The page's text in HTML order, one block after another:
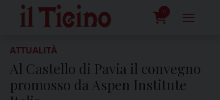
content
0
ATTUALITÀ
Al Castello di Pavia il convegno
promosso da Aspen Institute